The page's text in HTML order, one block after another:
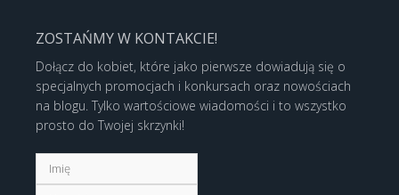
ZOSTAŃMY W KONTAKCIE!
Dołącz do kobiet, które jako pierwsze dowiadują się o
specjalnych promocjach i konkursach oraz nowościach
na blogu. Tylko wartościowe wiadomości i to wszystko
prosto do Twojej skrzynki!